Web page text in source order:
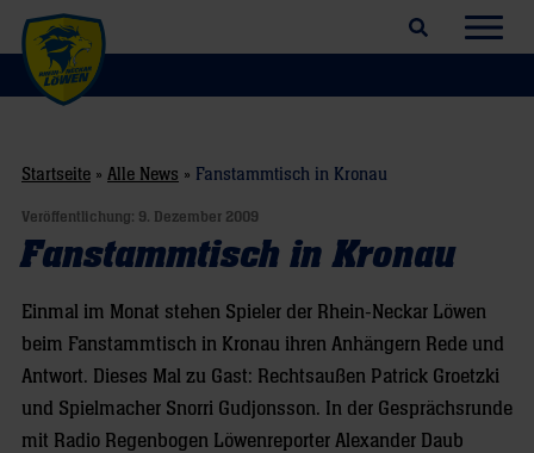
Suchfeld öffnen
Startseite » Alle News » Fanstammtisch in Kronau
Veröffentlichung: 9. Dezember 2009
Fanstammtisch in Kronau
Einmal im Monat stehen Spieler der Rhein-Neckar Löwen
beim Fanstammtisch in Kronau ihren Anhängern Rede und
Antwort. Dieses Mal zu Gast: Rechtsaußen Patrick Groetzki
und Spielmacher Snorri Gudjonsson. In der Gesprächsrunde
mit Radio Regenbogen Löwenreporter Alexander Daub